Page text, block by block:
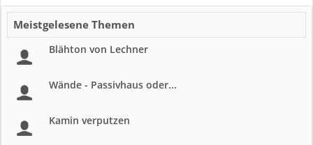
Meistgelesene Themen
Blähton von Lechner
Wände - Passivhaus oder...
Kamin verputzen